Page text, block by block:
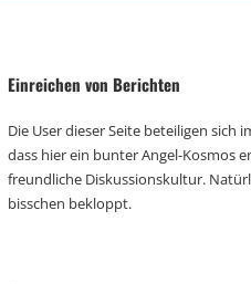
Einreichen von Berichten
Die User dieser Seite beteiligen
dass hier ein bunter Angel-Kosmos
freundliche Diskussionskultur.
bisschen bekloppt.